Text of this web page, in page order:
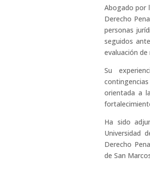
Abogado por
Derecho
personas
seguidos
evaluación
Su
orientada a
Ha sido
Universidad
Derecho
de San